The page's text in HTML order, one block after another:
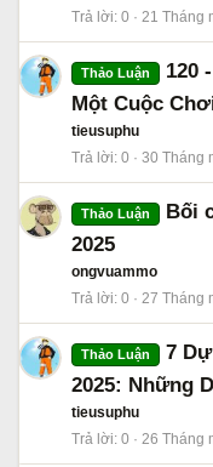
Trả lời 0 21 Tháng
Thảo Luận
120
Một Cuộc
tieusuphu
Trả lời 0 30 Tháng
Thảo Luận
Bối
2025
ongvuammo
Trả lời 0 27 Tháng
Thảo Luận
7
2025: Những
tieusuphu
Trả lời 0 26 Tháng